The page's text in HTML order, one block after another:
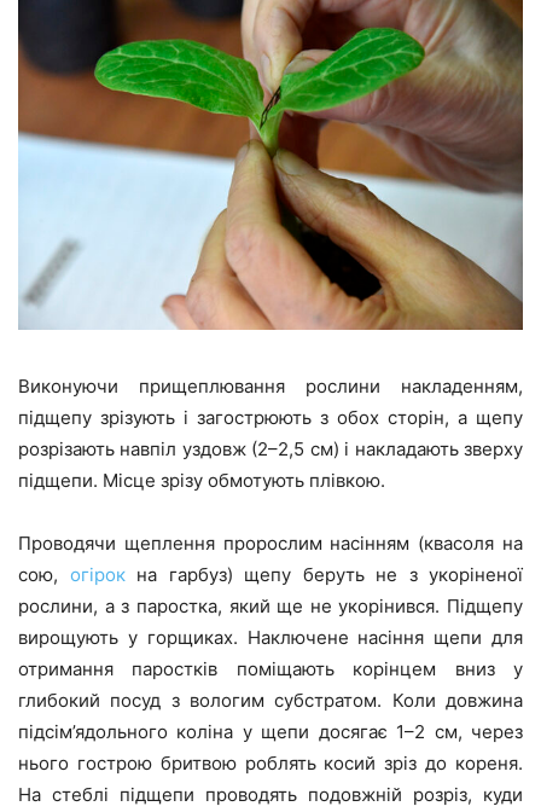
Виконуючи прищеплювання рослини накладенням,
підщепу зрізують і загострюють з обох сторін, а щепу
розрізають навпіл уздовж (2–2,5 см) і накладають зверху
підщепи. Місце зрізу обмотують плівкою.
Проводячи щеплення пророслим насінням (квасоля на
сою, огірокна гарбуз) щепу беруть не з укоріненої
рослини, а з паростка, який ще не укорінився. Підщепу
вирощують у горщиках. Наключене насіння щепи для
отримання паростків поміщають корінцем вниз у
глибокий посуд з вологим субстратом. Коли довжина
підсім’ядольного коліна у щепи досягає 1–2 см, через
нього гострою бритвою роблять косий зріз до кореня.
На стеблі підщепи проводять подовжній розріз, куди